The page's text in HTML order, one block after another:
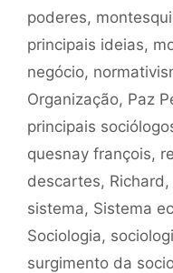
poderes,
principais ideias,
negócio,
Organização, Paz
principais
quesnay françois,
descartes, Richard ,
sistema, Sistema
Sociologia,
surgimento da